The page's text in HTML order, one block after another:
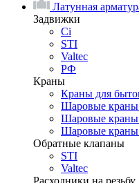
Латунная
Задвижки
Ci
STI
Valtec
РФ
Краны
Краны для
Шаровые краны
Шаровые краны
Шаровые краны
Обратные клапаны
STI
Valtec
Расходники на резьбу